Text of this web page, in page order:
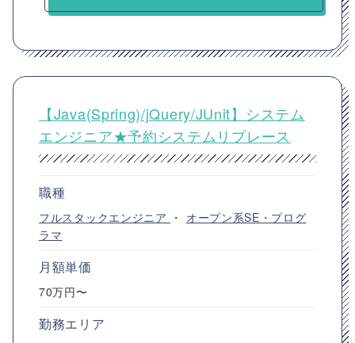
【Java(Spring)/jQuery/JUnit】システム
エンジニア★予約システムリプレース
職種
フルスタックエンジニア ・ オープン系SE・プログ
ラマ
月額単価
70万円〜
勤務エリア